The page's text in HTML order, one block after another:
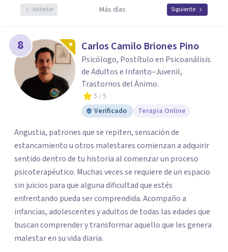
Anterior Más días Siguiente
8 Carlos Camilo Briones Pino
Psicólogo, Postítulo en Psicoanálisis
de Adultos e Infanto–Juvenil,
Trastornos del Ánimo.
5 / 5
Verificado
Terapia Online
Angustia, patrones que se repiten, sensación de
estancamiento u otros malestares comienzan a adquirir
sentido dentro de tu historia al comenzar un proceso
psicoterapéutico. Muchas veces se requiere de un espacio
sin juicios para que alguna dificultad que estés
enfrentando pueda ser comprendida. Acompaño a
infancias, adolescentes y adultos de todas las edades que
buscan comprender y transformar aquello que les genera
malestar en su vida diaria.